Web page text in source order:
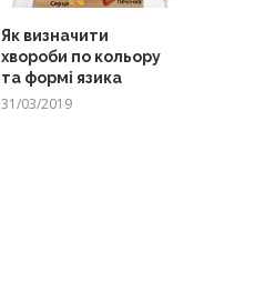
Як визначити
хвороби по кольору
та формі язика
31/03/2019